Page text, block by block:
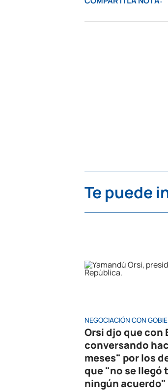
Te puede
NEGOCIACIÓN CON
Orsi djo que con
conversando
meses" por los
que "no se llegó
ningún acuerdo"